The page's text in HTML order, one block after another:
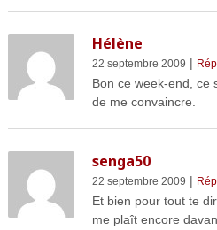
Hélène
22 septembre 2009 |
Bon ce week-end, ce
de me convaincre.
senga50
22 septembre 2009 |
Et bien pour tout te
me plaît encore